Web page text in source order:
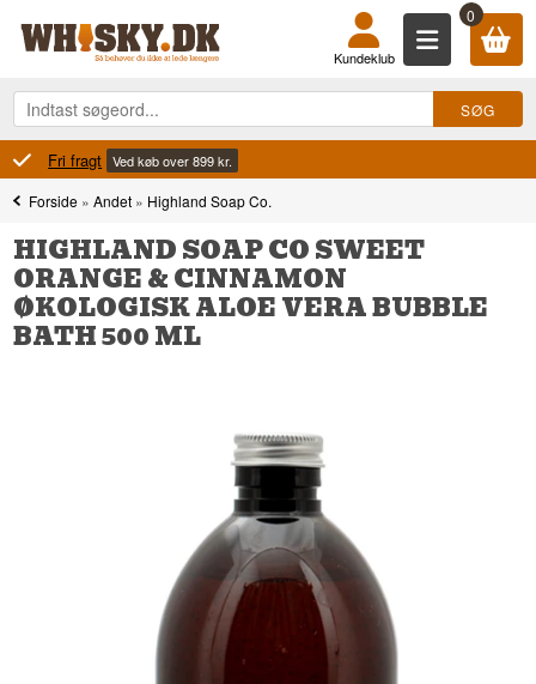
0
Kundeklub
Forside »Andet » Highland Soap Co.
HIGHLAND SOAP CO SWEET
ORANGE & CINNAMON
ØKOLOGISK ALOE VERA BUBBLE
BATH 500 ML